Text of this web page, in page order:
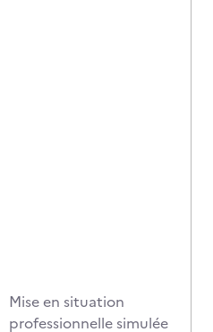
Mise en situation
professionnelle simulée